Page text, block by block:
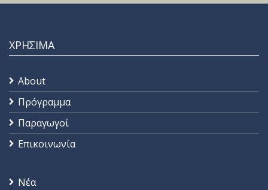
ΧΡΗΣΙΜΑ
About
Πρόγραμμα
Παραγωγοί
Επικοινωνία
Νέα